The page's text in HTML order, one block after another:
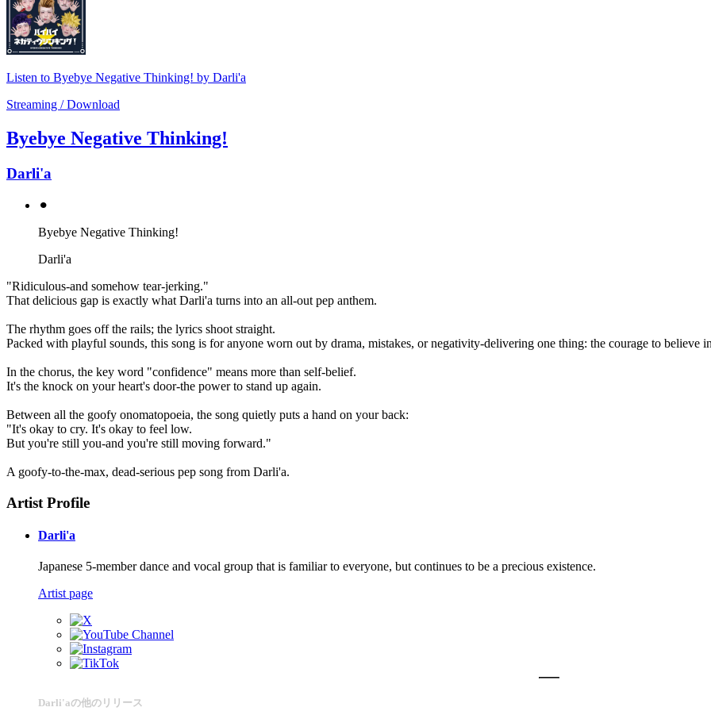
Listen to Byebye Negative Thinking! by Darli'a
Streaming / Download
Byebye Negative Thinking!
Darli'a
⚫︎
Byebye Negative Thinking!
Darli'a
"Ridiculous-and somehow tear-jerking."
That delicious gap is exactly what Darli'a turns into an all-out pep anthem.
The rhythm goes off the rails; the lyrics shoot straight.
Packed with playful sounds, this song is for anyone worn out by drama, mistakes, or negativity-delivering one thing: the courage to believe
In the chorus, the key word "confidence" means more than self-belief.
It's the knock on your heart's door-the power to stand up again.
Between all the goofy onomatopoeia, the song quietly puts a hand on your back:
"It's okay to cry. It's okay to feel low.
But you're still you-and you're still moving forward."
A goofy-to-the-max, dead-serious pep song from Darli'a.
Artist Profile
Darli'a
Japanese 5-member dance and vocal group that is familiar to everyone, but continues to be a precious existence.
Artist page
Darli'aの他のリリース